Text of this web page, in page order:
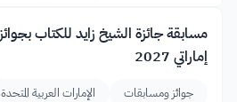
مسابقة جائزة الشيخ زايد للكتاب
إماراتي 2027
جوائز ومسابقات الإمارات العربية المتحدة